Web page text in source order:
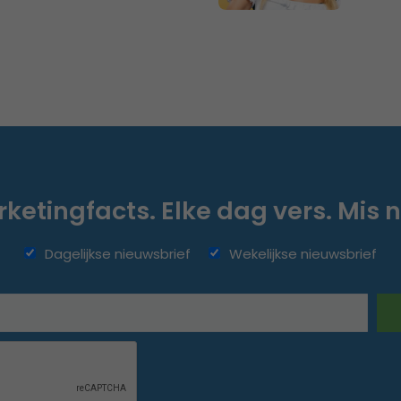
Elke dag vers. Mis
Dagelijkse nieuwsbrief Wekelijkse nieuwsbrief